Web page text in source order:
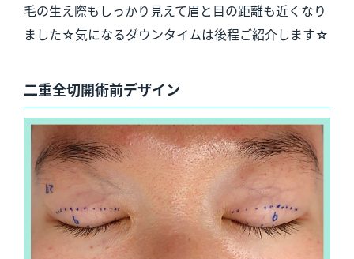
毛の生え際もしっかり見えて眉と目の距離も近くなり
ました☆気になるダウンタイムは後程ご紹介します☆
二重全切開術前デザイン